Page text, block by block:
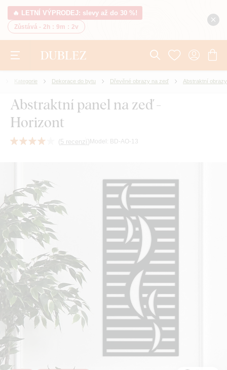
🔥 LETNÍ VÝPRODEJ: slevy až do 30 %!
Zůstává - 2h : 9m : 2v
Kategorie Dekorace do bytu Dřevěné obrazy na zeď Abstraktní obrazy
Abstraktní panel na zeď -
Horizont
(5 recenzí) Model: BD-AO-13